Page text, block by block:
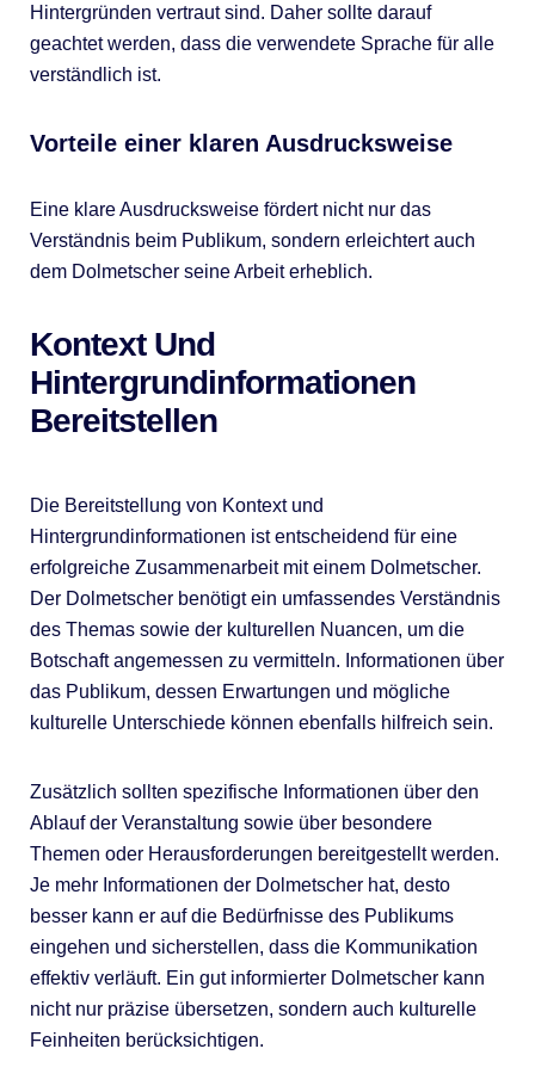
Hintergründen vertraut sind. Daher sollte darauf
geachtet werden, dass die verwendete Sprache für alle
verständlich ist.
Vorteile einer klaren Ausdrucksweise
Eine klare Ausdrucksweise fördert nicht nur das
Verständnis beim Publikum, sondern erleichtert auch
dem Dolmetscher seine Arbeit erheblich.
Kontext Und
Hintergrundinformationen
Bereitstellen
Die Bereitstellung von Kontext und
Hintergrundinformationen ist entscheidend für eine
erfolgreiche Zusammenarbeit mit einem Dolmetscher.
Der Dolmetscher benötigt ein umfassendes Verständnis
des Themas sowie der kulturellen Nuancen, um die
Botschaft angemessen zu vermitteln. Informationen über
das Publikum, dessen Erwartungen und mögliche
kulturelle Unterschiede können ebenfalls hilfreich sein.
Zusätzlich sollten spezifische Informationen über den
Ablauf der Veranstaltung sowie über besondere
Themen oder Herausforderungen bereitgestellt werden.
Je mehr Informationen der Dolmetscher hat, desto
besser kann er auf die Bedürfnisse des Publikums
eingehen und sicherstellen, dass die Kommunikation
effektiv verläuft. Ein gut informierter Dolmetscher kann
nicht nur präzise übersetzen, sondern auch kulturelle
Feinheiten berücksichtigen.